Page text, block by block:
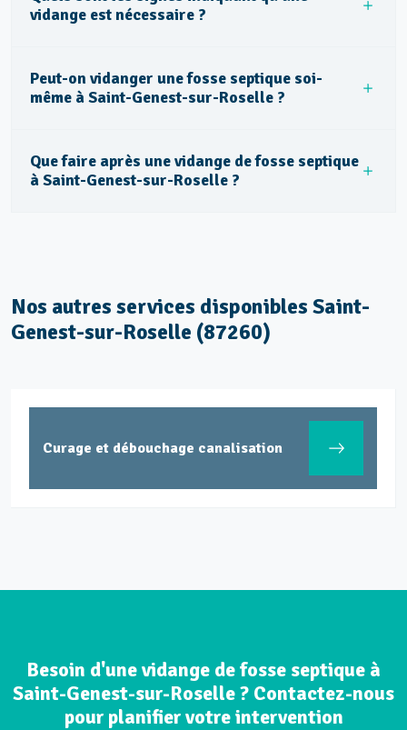
vidange est nécessaire ?
Peut-on vidanger une fosse septique soi-
même à Saint-Genest-sur-Roselle ?
Que faire après une vidange de fosse septique
à Saint-Genest-sur-Roselle ?
Nos autres services disponibles Saint-
Genest-sur-Roselle (87260)
Curage et débouchage canalisation
Besoin d'une vidange de fosse septique à
Saint-Genest-sur-Roselle ? Contactez-nous
pour planifier votre intervention